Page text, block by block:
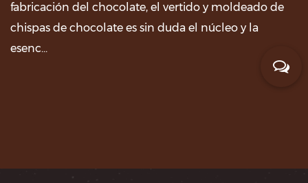
fabricación del chocolate, el vertido y moldeado de
chispas de chocolate es sin duda el núcleo y la
esenc...